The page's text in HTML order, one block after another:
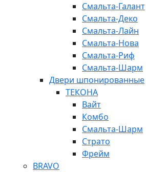
Смальта-Галант
Смальта-Деко
Смальта-Лайн
Смальта-Нова
Смальта-Риф
Смальта-Шарм
Двери шпонированные
ТЕКОНА
Вайт
Комбо
Смальта-Шарм
Страто
Фрейм
BRAVO